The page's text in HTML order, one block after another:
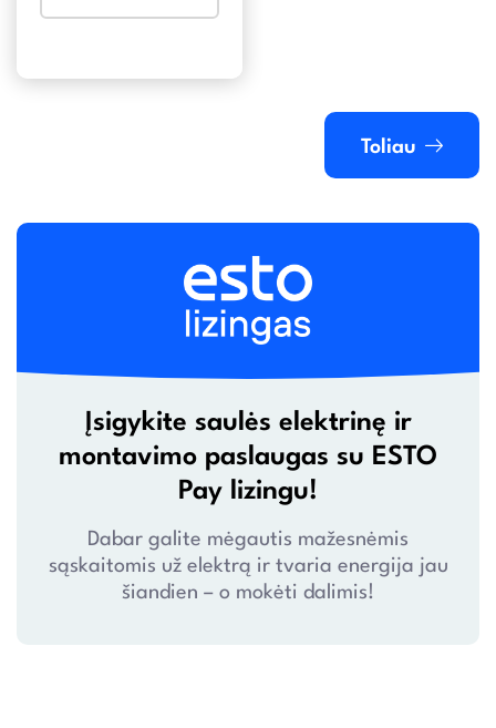
Toliau
Įsigykite saulės elektrinę ir
montavimo paslaugas su ESTO
Pay lizingu!
Dabar galite mėgautis mažesnėmis
sąskaitomis už elektrą ir tvaria energija jau
šiandien – o mokėti dalimis!